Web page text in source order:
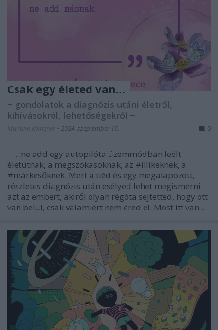
Csak egy életed van…
~ gondolatok a diagnózis utáni életről,
kihívásokról, lehetőségekről ~
Mariann Kémenes • 2024. szeptember 16. 0
...ne add egy autopilóta üzemmódban leélt
életútnak, a megszokásoknak, az #illikeknek, a
#márkésőknek. Mert a tiéd és egy megalapozott,
részletes diagnózis után esélyed lehet megismerni
azt az embert, akiről olyan régóta sejtetted, hogy ott
van belül, csak valamiért nem éred el. Most itt van…